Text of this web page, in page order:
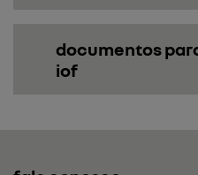
documentos
iof